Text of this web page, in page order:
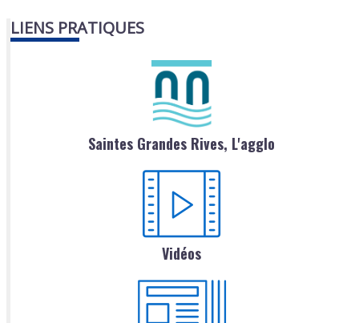
LIENS PRATIQUES
Saintes Grandes Rives, L'agglo
Vidéos